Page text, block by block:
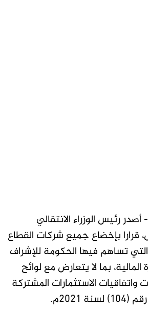
رئيس الوزراء الانتقالي
قرارا بإخضاع جميع شركات القطاع
التي تساهم فيها الحكومة للإشراف
المالية، بما لا يتعارض مع لوائح
الاستثمارات المشتركة
2021م.